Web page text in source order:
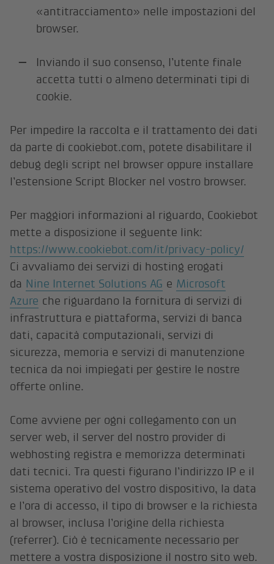
«antitracciamento» nelle impostazioni del
browser.
Inviando il suo consenso, l’utente finale
accetta tutti o almeno determinati tipi di
cookie.
Per impedire la raccolta e il trattamento dei dati
da parte di cookiebot.com, potete disabilitare il
debug degli script nel browser oppure installare
l’estensione Script Blocker nel vostro browser.
Per maggiori informazioni al riguardo, Cookiebot
mette a disposizione il seguente link:
https://www.cookiebot.com/it/privacy-policy/
Ci avvaliamo dei servizi di hosting erogati
da Nine Internet Solutions AG e Microsoft
Azure che riguardano la fornitura di servizi di
infrastruttura e piattaforma, servizi di banca
dati, capacità computazionali, servizi di
sicurezza, memoria e servizi di manutenzione
tecnica da noi impiegati per gestire le nostre
offerte online.
Come avviene per ogni collegamento con un
server web, il server del nostro provider di
webhosting registra e memorizza determinati
dati tecnici. Tra questi figurano l’indirizzo IP e il
sistema operativo del vostro dispositivo, la data
e l’ora di accesso, il tipo di browser e la richiesta
al browser, inclusa l’origine della richiesta
(referrer). Ciò è tecnicamente necessario per
mettere a vostra disposizione il nostro sito web.